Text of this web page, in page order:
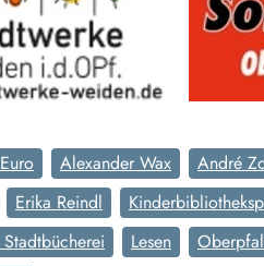
Alexander Wax André
Erika Reindl
Lesen